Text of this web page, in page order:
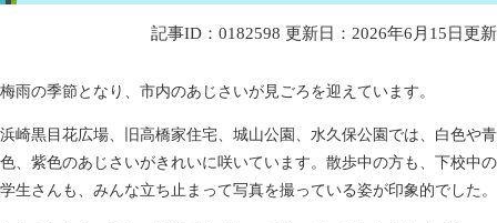
記事ID：0182598 更新日：2026年6月15日更新
梅雨の季節となり、市内のあじさいが見ごろを迎えています。
浜崎黒目花広場、旧高橋家住宅、城山公園、水久保公園では、白色や青
色、紫色のあじさいがきれいに咲いています。散歩中の方も、下校中の
学生さんも、みんな立ち止まって写真を撮っている姿が印象的でした。